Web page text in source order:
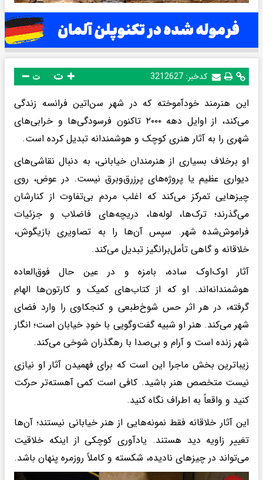
کدخبر: 3212627 ت
این هنرمند خودآموخته که در شهر سن‌اتین فرانسه زندگی
می‌کند، از اوایل دهه ۲۰۰۰ تاکنون فرسودگی‌ها و خرابی‌های
شهری را به آثار هنری کوچک و هوشمندانه تبدیل کرده است.
او برخلاف بسیاری از هنرمندان خیابانی، به دنبال نقاشی‌های
دیواری عظیم یا پروژه‌های پرزرق‌وبرق نیست. در عوض، روی
چیزهایی تمرکز می‌کند که اغلب مردم بی‌تفاوت از کنارشان
می‌گذرند؛ ترک‌ها، لوله‌ها، دریچه‌های فاضلاب و جزئیات
فراموش‌شده شهر. سپس آن‌ها را به تصاویری بازیگوش،
خلاقانه و گاهی تأمل‌برانگیز تبدیل می‌کند.
آثار اوک‌اوک ساده، بامزه و در عین حال فوق‌العاده
هوشمندانه‌اند. او که از کتاب‌های کمیک و کارتون‌ها الهام
گرفته، در هر اثر حس شوخ‌طبعی و کنجکاوی را وارد فضای
شهر می‌کند. هنر او شبیه گفت‌وگویی با خودِ خیابان است؛ انگار
شهر زنده است و آرام و بی‌صدا با رهگذران شوخی می‌کند.
زیباترین بخش ماجرا این است که برای فهمیدن آثار او نیازی
نیست متخصص هنر باشید. کافی است کمی آهسته‌تر حرکت
کنید و واقعاً به اطراف نگاه کنید.
این آثار خلاقانه فقط نمونه‌هایی از هنر خیابانی نیستند؛ آن‌ها
تغییر زاویه دید هستند. یادآوری کوچکی از اینکه خلاقیت
می‌تواند در چیزهای نادیده، شکسته و کاملاً روزمره پنهان باشد.